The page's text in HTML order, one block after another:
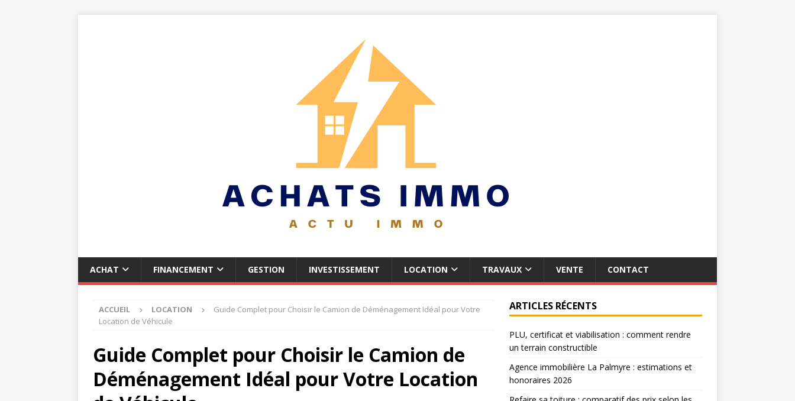
ACHAT FINANCEMENT GESTION INVESTISSEMENT LOCATION TRAVAUX VENTE CONTACT
ACCUEIL LOCATION
Guide Complet pour Choisir le Camion de Déménagement Idéal pour Votre
Location de Véhicule
Guide Complet pour Choisir le Camion de
Déménagement Idéal pour Votre Location
ARTICLES RÉCENTS
PLU, certificat et viabilisation : comment rendre
un terrain constructible
Agence immobilière La Palmyre : estimations et
honoraires 2026